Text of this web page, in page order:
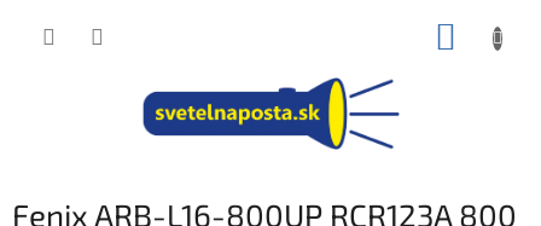
Fenix ARB-L16-800UP RCR123A 800